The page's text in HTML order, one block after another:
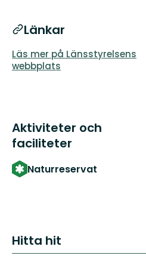
Länkar
Läs mer på Länsstyrelsens
webbplats
Aktiviteter och
faciliteter
Naturreservat
Hitta hit